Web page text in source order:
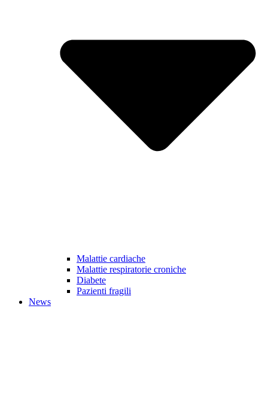
Malattie cardiache
Malattie respiratorie croniche
Diabete
Pazienti fragili
News